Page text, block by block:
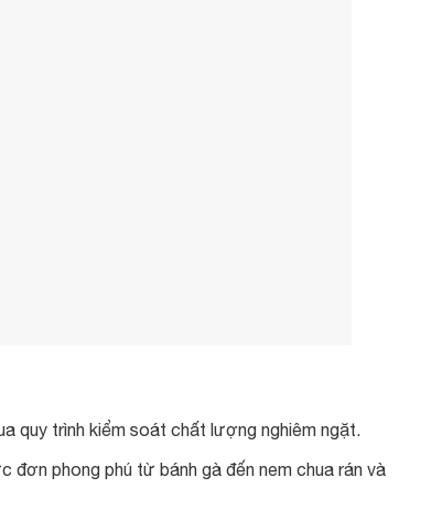
quy trình kiểm soát chất lượng nghiêm ngặt.
phong phú từ bánh gà đến nem chua rán và